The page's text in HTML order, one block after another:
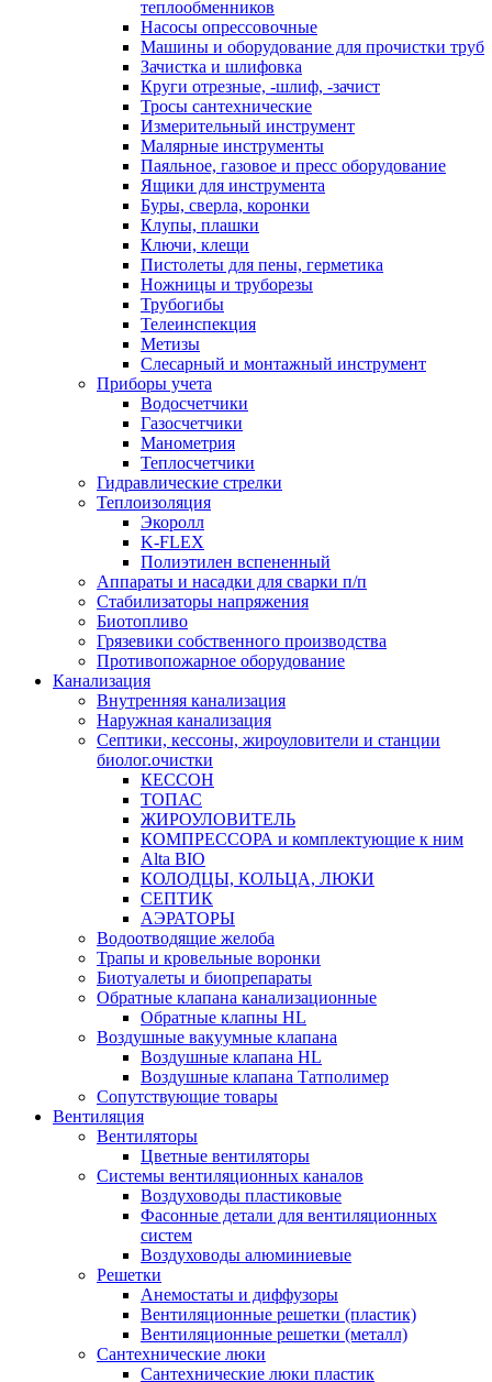
теплообменников
Насосы опрессовочные
Машины и оборудование для прочистки труб
Зачистка и шлифовка
Круги отрезные, -шлиф, -зачист
Тросы сантехнические
Измерительный инструмент
Малярные инструменты
Паяльное, газовое и пресс оборудование
Ящики для инструмента
Буры, сверла, коронки
Клупы, плашки
Ключи, клещи
Пистолеты для пены, герметика
Ножницы и труборезы
Трубогибы
Телеинспекция
Метизы
Слесарный и монтажный инструмент
Приборы учета
Водосчетчики
Газосчетчики
Манометрия
Теплосчетчики
Гидравлические стрелки
Теплоизоляция
Экоролл
K-FLEX
Полиэтилен вспененный
Аппараты и насадки для сварки п/п
Стабилизаторы напряжения
Биотопливо
Грязевики собственного производства
Противопожарное оборудование
Канализация
Внутренняя канализация
Наружная канализация
Септики, кессоны, жироуловители и станции
биолог.очистки
КЕССОН
ТОПАС
ЖИРОУЛОВИТЕЛЬ
КОМПРЕССОРА и комплектующие к ним
Alta BIO
КОЛОДЦЫ, КОЛЬЦА, ЛЮКИ
СЕПТИК
АЭРАТОРЫ
Водоотводящие желоба
Трапы и кровельные воронки
Биотуалеты и биопрепараты
Обратные клапана канализационные
Обратные клапны HL
Воздушные вакуумные клапана
Воздушные клапана HL
Воздушные клапана Татполимер
Сопутствующие товары
Вентиляция
Вентиляторы
Цветные вентиляторы
Системы вентиляционных каналов
Воздуховоды пластиковые
Фасонные детали для вентиляционных
систем
Воздуховоды алюминиевые
Решетки
Анемостаты и диффузоры
Вентиляционные решетки (пластик)
Вентиляционные решетки (металл)
Сантехнические люки
Сантехнические люки пластик